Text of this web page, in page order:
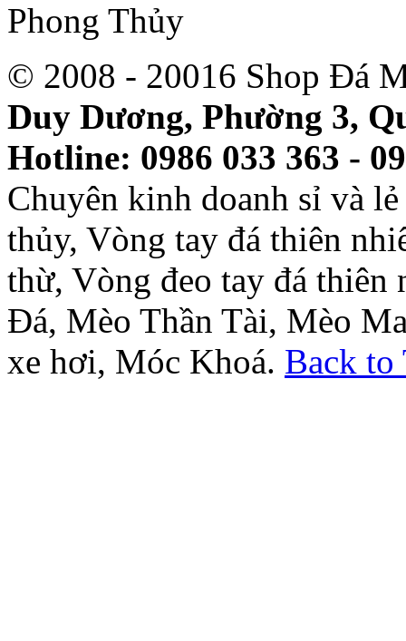
© 2008 - 20016 Shop Đá
Duy Dương, Phường 3,
Hotline: 0986 033 363 -
Chuyên kinh doanh sỉ và
thủy, Vòng tay đá thiên
thừ, Vòng đeo tay đá thiên
Đá, Mèo Thần Tài, Mèo
xe hơi, Móc Khoá. Back to